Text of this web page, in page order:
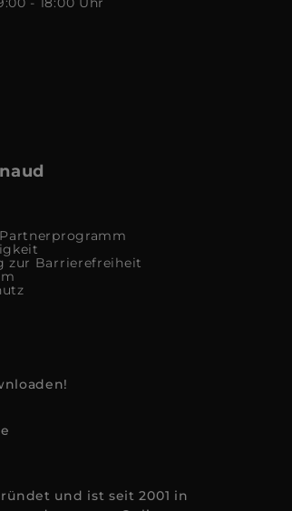
Partnerprogramm
zur Barrierefreiheit
und ist seit 2001 in